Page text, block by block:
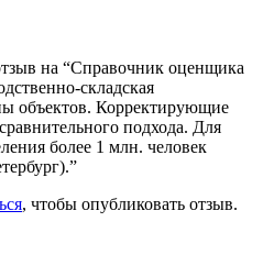
на “Справочник оценщика
складская
объектов. Корректирующие
подхода. Для
более 1 млн. человек
, чтобы опубликовать отзыв.